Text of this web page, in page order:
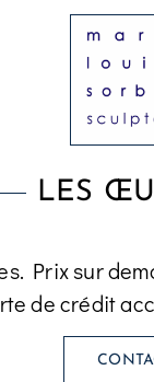
LES
Prix sur
de crédit